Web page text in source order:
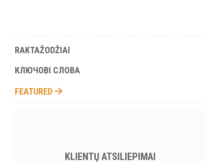
RAKTAŽODŽIAI
КЛЮЧОВІ СЛОВА
FEATURED
KLIENTŲ ATSILIEPIMAI